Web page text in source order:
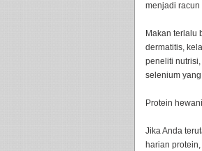
menjadi racun
Makan terlalu
dermatitis,
peneliti
selenium
Protein hewani
Jika Anda
harian